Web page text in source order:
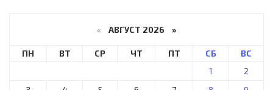
« АВГУСТ 2026 »
ПН ВТ СР ЧТ ПТ СБ
ВС
1
2